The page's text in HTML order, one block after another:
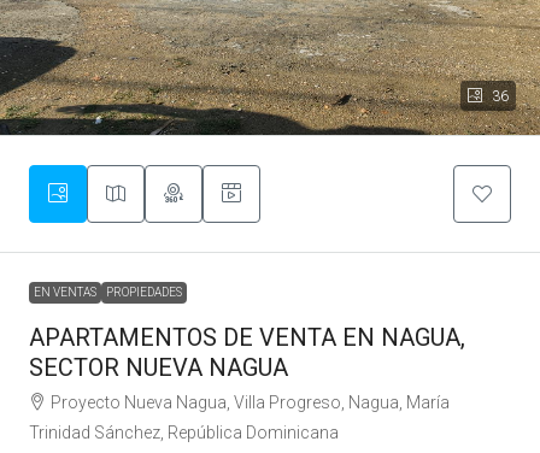
36
EN VENTAS PROPIEDADES
APARTAMENTOS DE VENTA EN NAGUA,
SECTOR NUEVA NAGUA
Proyecto Nueva Nagua, Villa Progreso, Nagua, María
Trinidad Sánchez, República Dominicana